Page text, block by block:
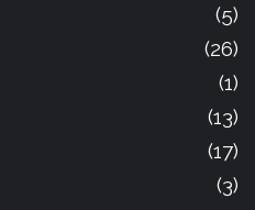
(5)
(26)
(1)
(13)
(17)
(3)